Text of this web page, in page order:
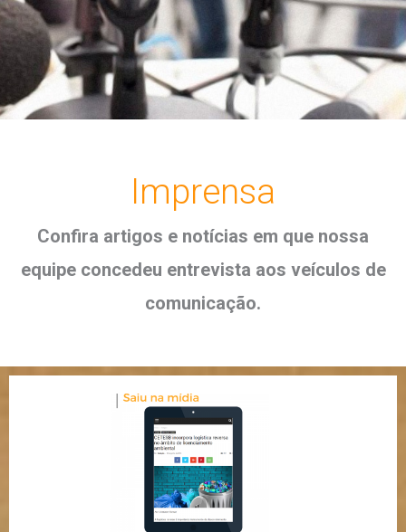
Imprensa
Confira artigos e notícias em que nossa
equipe concedeu entrevista aos veículos de
comunicação.